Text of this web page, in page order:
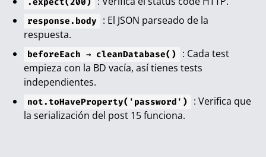
response.body
: El JSON parseado de la
respuesta.
beforeEach → cleanDatabase()
: Cada test
empieza con la BD vacía, así tienes tests
independientes.
not.toHaveProperty('password')
: Verifica que
la serialización del post 15funciona.